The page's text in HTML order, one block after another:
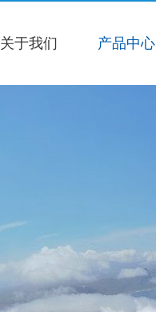
关于我们 产品中心